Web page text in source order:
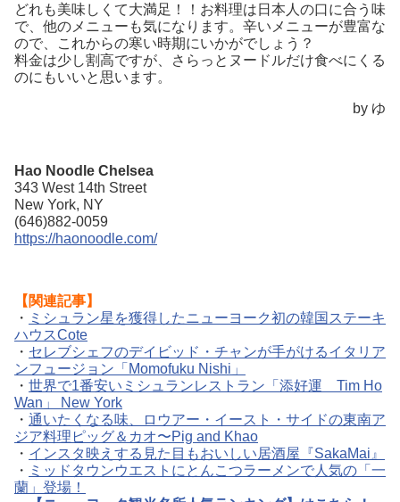
どれも美味しくて大満足！！お料理は日本人の口に合う味
で、他のメニューも気になります。辛いメニューが豊富な
ので、これからの寒い時期にいかがでしょう？
料金は少し割高ですが、さらっとヌードルだけ食べにくる
のにもいいと思います。
by ゆ
Hao Noodle Chelsea
343 West 14th Street
New York, NY
(646)882-0059
https://haonoodle.com/
【関連記事】
・ ミシュラン星を獲得したニューヨーク初の韓国ステーキ
ハウスCote
・ セレブシェフのデイビッド・チャンが手がけるイタリア
ンフュージョン「Momofuku Nishi」
・ 世界で1番安いミシュランレストラン「添好運 Tim Ho
Wan」 New York
・ 通いたくなる味、ロウアー・イースト・サイドの東南ア
ジア料理ピッグ＆カオ〜Pig and Khao
・ インスタ映えする見た目もおいしい居酒屋『SakaMai』
・ ミッドタウンウエストにとんこつラーメンで人気の「一
蘭」登場！